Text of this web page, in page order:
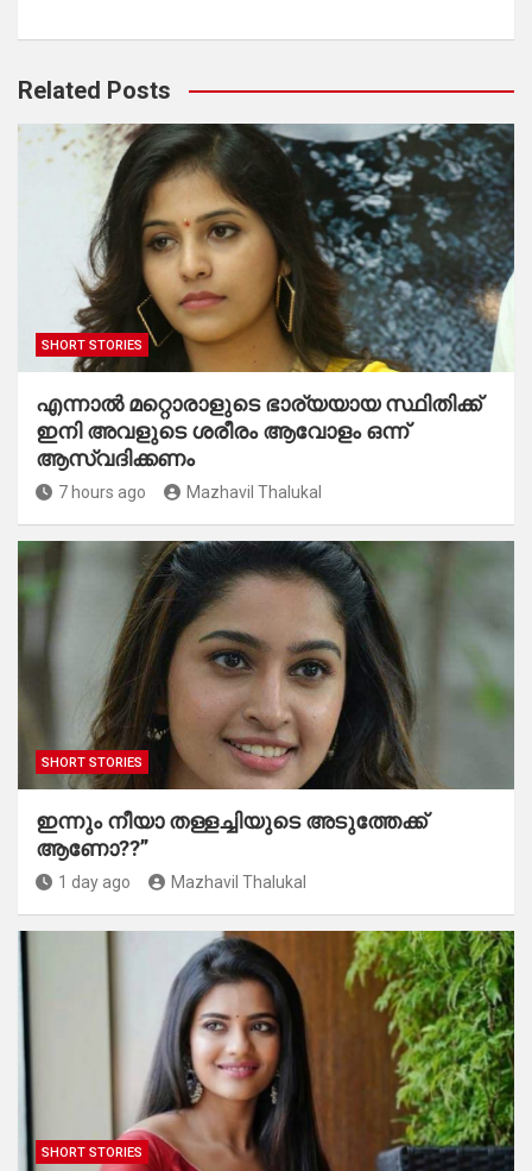
Related Posts
SHORT STORIES
എന്നാൽ മറ്റൊരാളുടെ ഭാര്യയായ സ്ഥിതിക്ക്
ഇനി അവളുടെ ശരീരം ആവോളം ഒന്ന്
ആസ്വദിക്കണം
7 hours ago Mazhavil Thalukal
SHORT STORIES
ഇന്നും നീയാ തള്ളച്ചിയുടെ അടുത്തേക്ക്
ആണോ??”
1 day ago Mazhavil Thalukal
SHORT STORIES